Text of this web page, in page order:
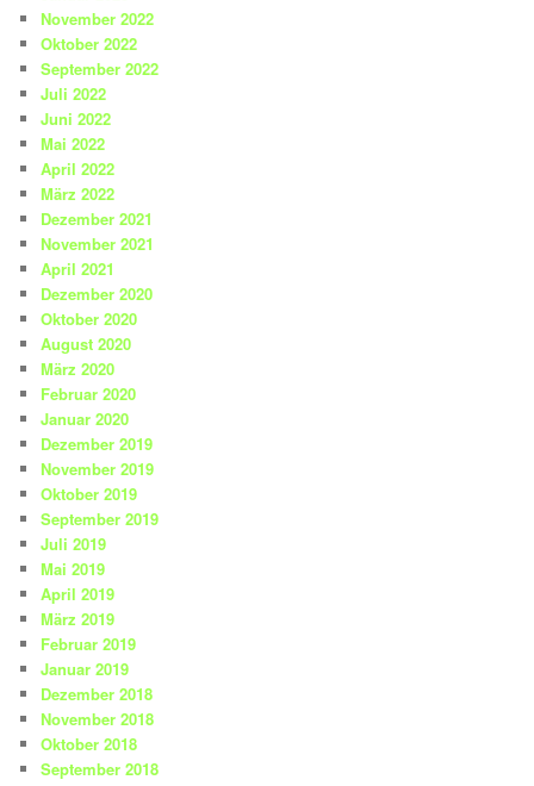
November 2022
Oktober 2022
September 2022
Juli 2022
Juni 2022
Mai 2022
April 2022
März 2022
Dezember 2021
November 2021
April 2021
Dezember 2020
Oktober 2020
August 2020
März 2020
Februar 2020
Januar 2020
Dezember 2019
November 2019
Oktober 2019
September 2019
Juli 2019
Mai 2019
April 2019
März 2019
Februar 2019
Januar 2019
Dezember 2018
November 2018
Oktober 2018
September 2018